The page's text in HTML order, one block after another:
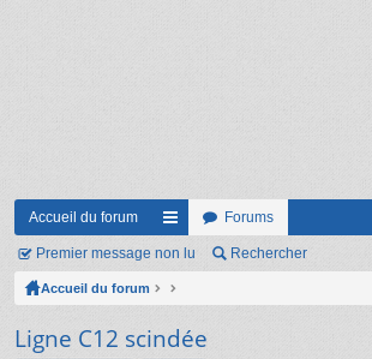
Accueil du forum
ac
co
Forums
Premier message non lu Rechercher
Accueil du forum
Ligne C12 scindée